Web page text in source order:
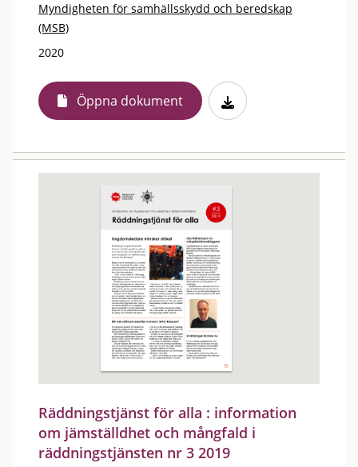
Myndigheten för samhällsskydd och beredskap
(MSB)
2020
Öppna dokument
Räddningstjänst för alla : information
om jämställdhet och mångfald i
räddningstjänsten nr 3 2019